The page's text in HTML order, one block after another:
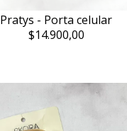
Pratys - Porta celular
$14.900,00